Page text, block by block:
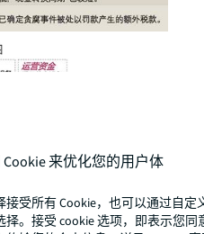
来优化您的用户体
接受所有 Cookie，也可以通过自定
择。接受 cookie 选项，即表示您同